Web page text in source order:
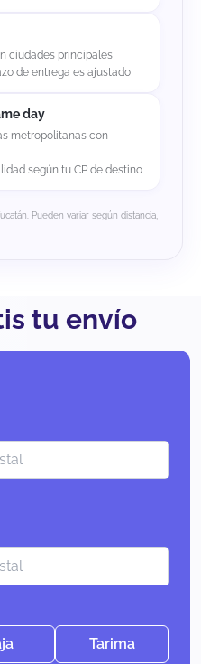
ciudades principales
de entrega es ajustado
day
metropolitanas con
según tu CP de destino
Pueden variar según distancia,
tu envío
Tarima